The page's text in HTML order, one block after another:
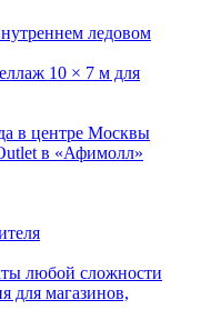
ледовом
10 × 7 м для
в центре Москвы
в «Афимолл»
любой сложности
для магазинов,